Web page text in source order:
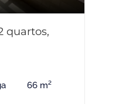
quartos,
66 m²